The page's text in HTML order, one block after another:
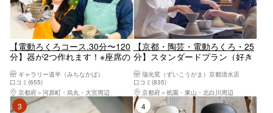
【電動ろくろコース.30分〜120
分】器が2つ作れます！※座席の
下の未就学児は除く)、ご来店い
ただく人数分ご予約ください
ギャラリー道半（みちなかば）
口コミ(655)
京都府
河原町・烏丸・大宮周辺
【京都・陶芸・電動ろくろ・25
分】スタンダードプラン（好き
ン）瑞光窯（ずいこうがま）京都清水店
口コミ(835)
京都府
祇園・東山・北白川周辺
4位